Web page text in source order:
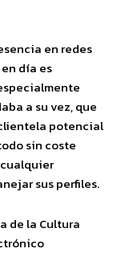
en redes
día es
a su vez, que
potencial
sin coste
sus perfiles.
de la Cultura